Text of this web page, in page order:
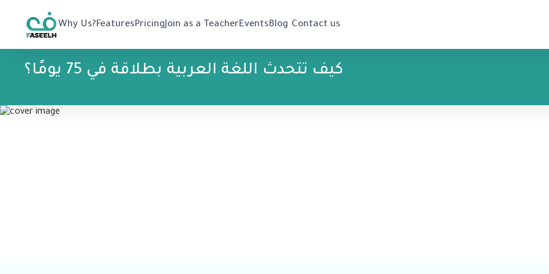
Why Us?FeaturesPricingJoin as a TeacherEventsBlog Contact us
كيف تتحدث اللغة العربية بطلاقة في 75 يومًا؟